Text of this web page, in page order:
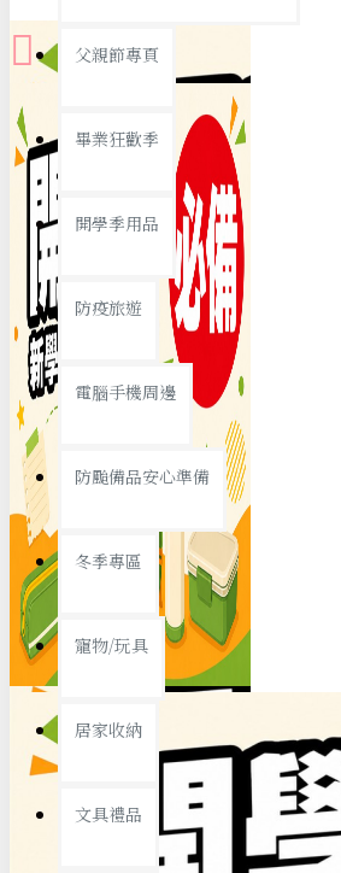
19元專區
39元專區
節慶熱賣
春節/新年
父親節專頁
畢業狂歡季
開學季用品
防疫旅遊
電腦手機周邊
防颱備品安心準備
冬季專區
寵物/玩具
居家收納
文具禮品